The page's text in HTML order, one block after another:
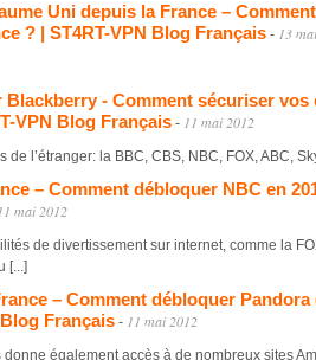
Uni depuis la France –
? | ST4RT-VPN Blog Français - 13
Blackberry - Comment sécuriser
VPN Blog Français - 11 mai 2012
l’étranger: la BBC, CBS, NBC, FOX, ABC,
– Comment débloquer NBC en
mai 2012
de divertissement sur internet, comme la
[...]
– Comment débloquer Pandora
Français - 11 mai 2012
donne également accès à de nombreux sites